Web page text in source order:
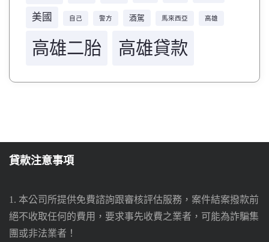
美國 自己 警方 酒駕 馬來西亞 高雄
高雄二胎 高雄貸款
貸款注意事項
1. 本公司所提供免費諮詢跟審核評估服務，案件結案撥款前
絕不收取任何的費用，要求事先收費之業者，可能為詐騙集
團或非法業者！